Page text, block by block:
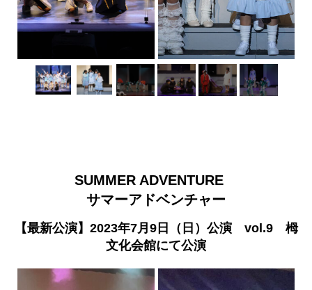
SUMMER ADVENTURE
サマーアドベンチャー
【最新公演】2023年7月9日（日）公演 vol.9 栂
文化会館にて公演